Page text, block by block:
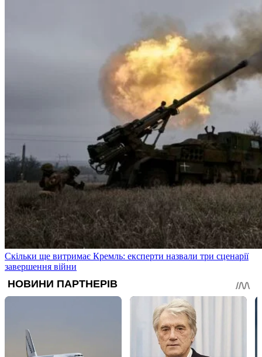
Скільки ще витримає Кремль: експерти назвали три сценарії
завершення війни